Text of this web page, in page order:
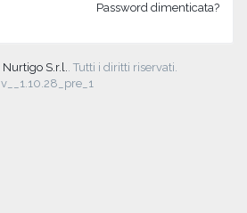
Password dimenticata?
Nurtigo S.r.l.. Tutti i diritti riservati.
v__1.10.28_pre_1